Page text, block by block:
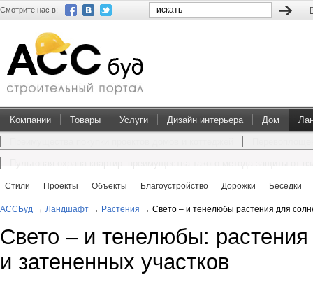
Смотрите нас в:
Компании Товары Услуги Дизайн интерьера Дом
Стили Проекты Объекты Благоустройство Дорожки Беседки
АССБуд → Ландшафт → Растения → Свето – и тенелюбы растения для
Свето – и тенелюбы:
и затененных участков